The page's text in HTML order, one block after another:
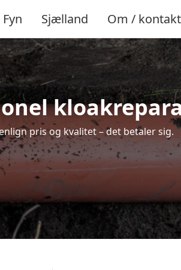
Fyn Sjælland Om / kontakt
pris og kvalitet – det betaler sig.